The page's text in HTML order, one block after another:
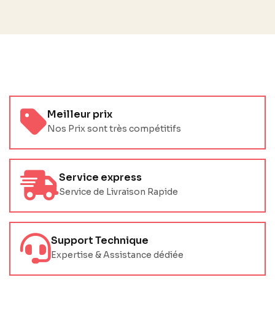
Meilleur prix
Nos Prix sont très compétitifs
Service express
Service de Livraison Rapide
Support Technique
Expertise & Assistance dédiée